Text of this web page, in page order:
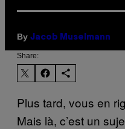
By Jacob Muselmann
Share:
Plus tard, vous en
Mais là, c’est un